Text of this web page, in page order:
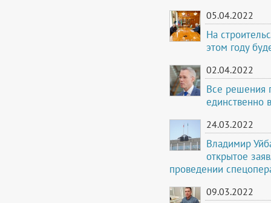
05.04.2022
На
этом году
02.04.2022
Все решения
единственно
24.03.2022
Владимир
открытое
проведении
09.03.2022